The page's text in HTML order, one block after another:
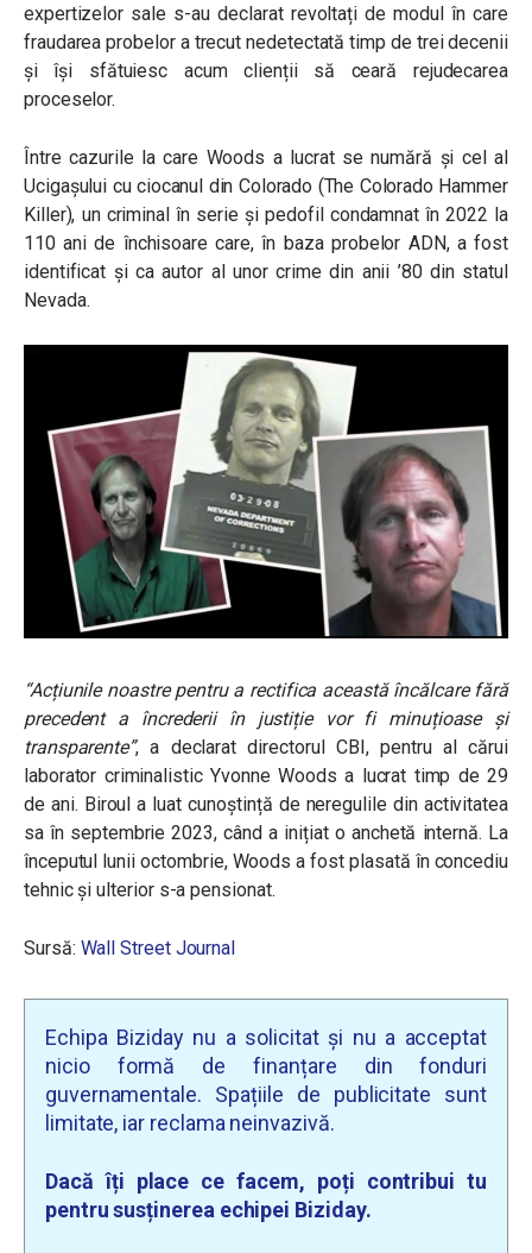
expertizelor sale s-au declarat revoltați de modul în care
fraudarea probelor a trecut nedetectată timp de trei decenii
și își sfătuiesc acum clienții să ceară rejudecarea
proceselor.
Între cazurile la care Woods a lucrat se numără și cel al
Ucigașului cu ciocanul din Colorado (The Colorado Hammer
Killer), un criminal în serie și pedofil condamnat în 2022 la
110 ani de închisoare care, în baza probelor ADN, a fost
identificat și ca autor al unor crime din anii ’80 din statul
Nevada.
“Acțiunile noastre pentru a rectifica această încălcare fără
precedent a încrederii în justiție vor fi minuțioase și
transparente”, a declarat directorul CBI, pentru al cărui
laborator criminalistic Yvonne Woods a lucrat timp de 29
de ani. Biroul a luat cunoștință de neregulile din activitatea
sa în septembrie 2023, când a inițiat o anchetă internă. La
începutul lunii octombrie, Woods a fost plasată în concediu
tehnic și ulterior s-a pensionat.
Sursă: Wall Street Journal
Echipa Biziday nu a solicitat și nu a acceptat
nicio formă de finanțare din fonduri
guvernamentale. Spațiile de publicitate sunt
limitate, iar reclama neinvazivă.
Dacă îți place ce facem, poți contribui tu
pentru susținerea echipei Biziday.